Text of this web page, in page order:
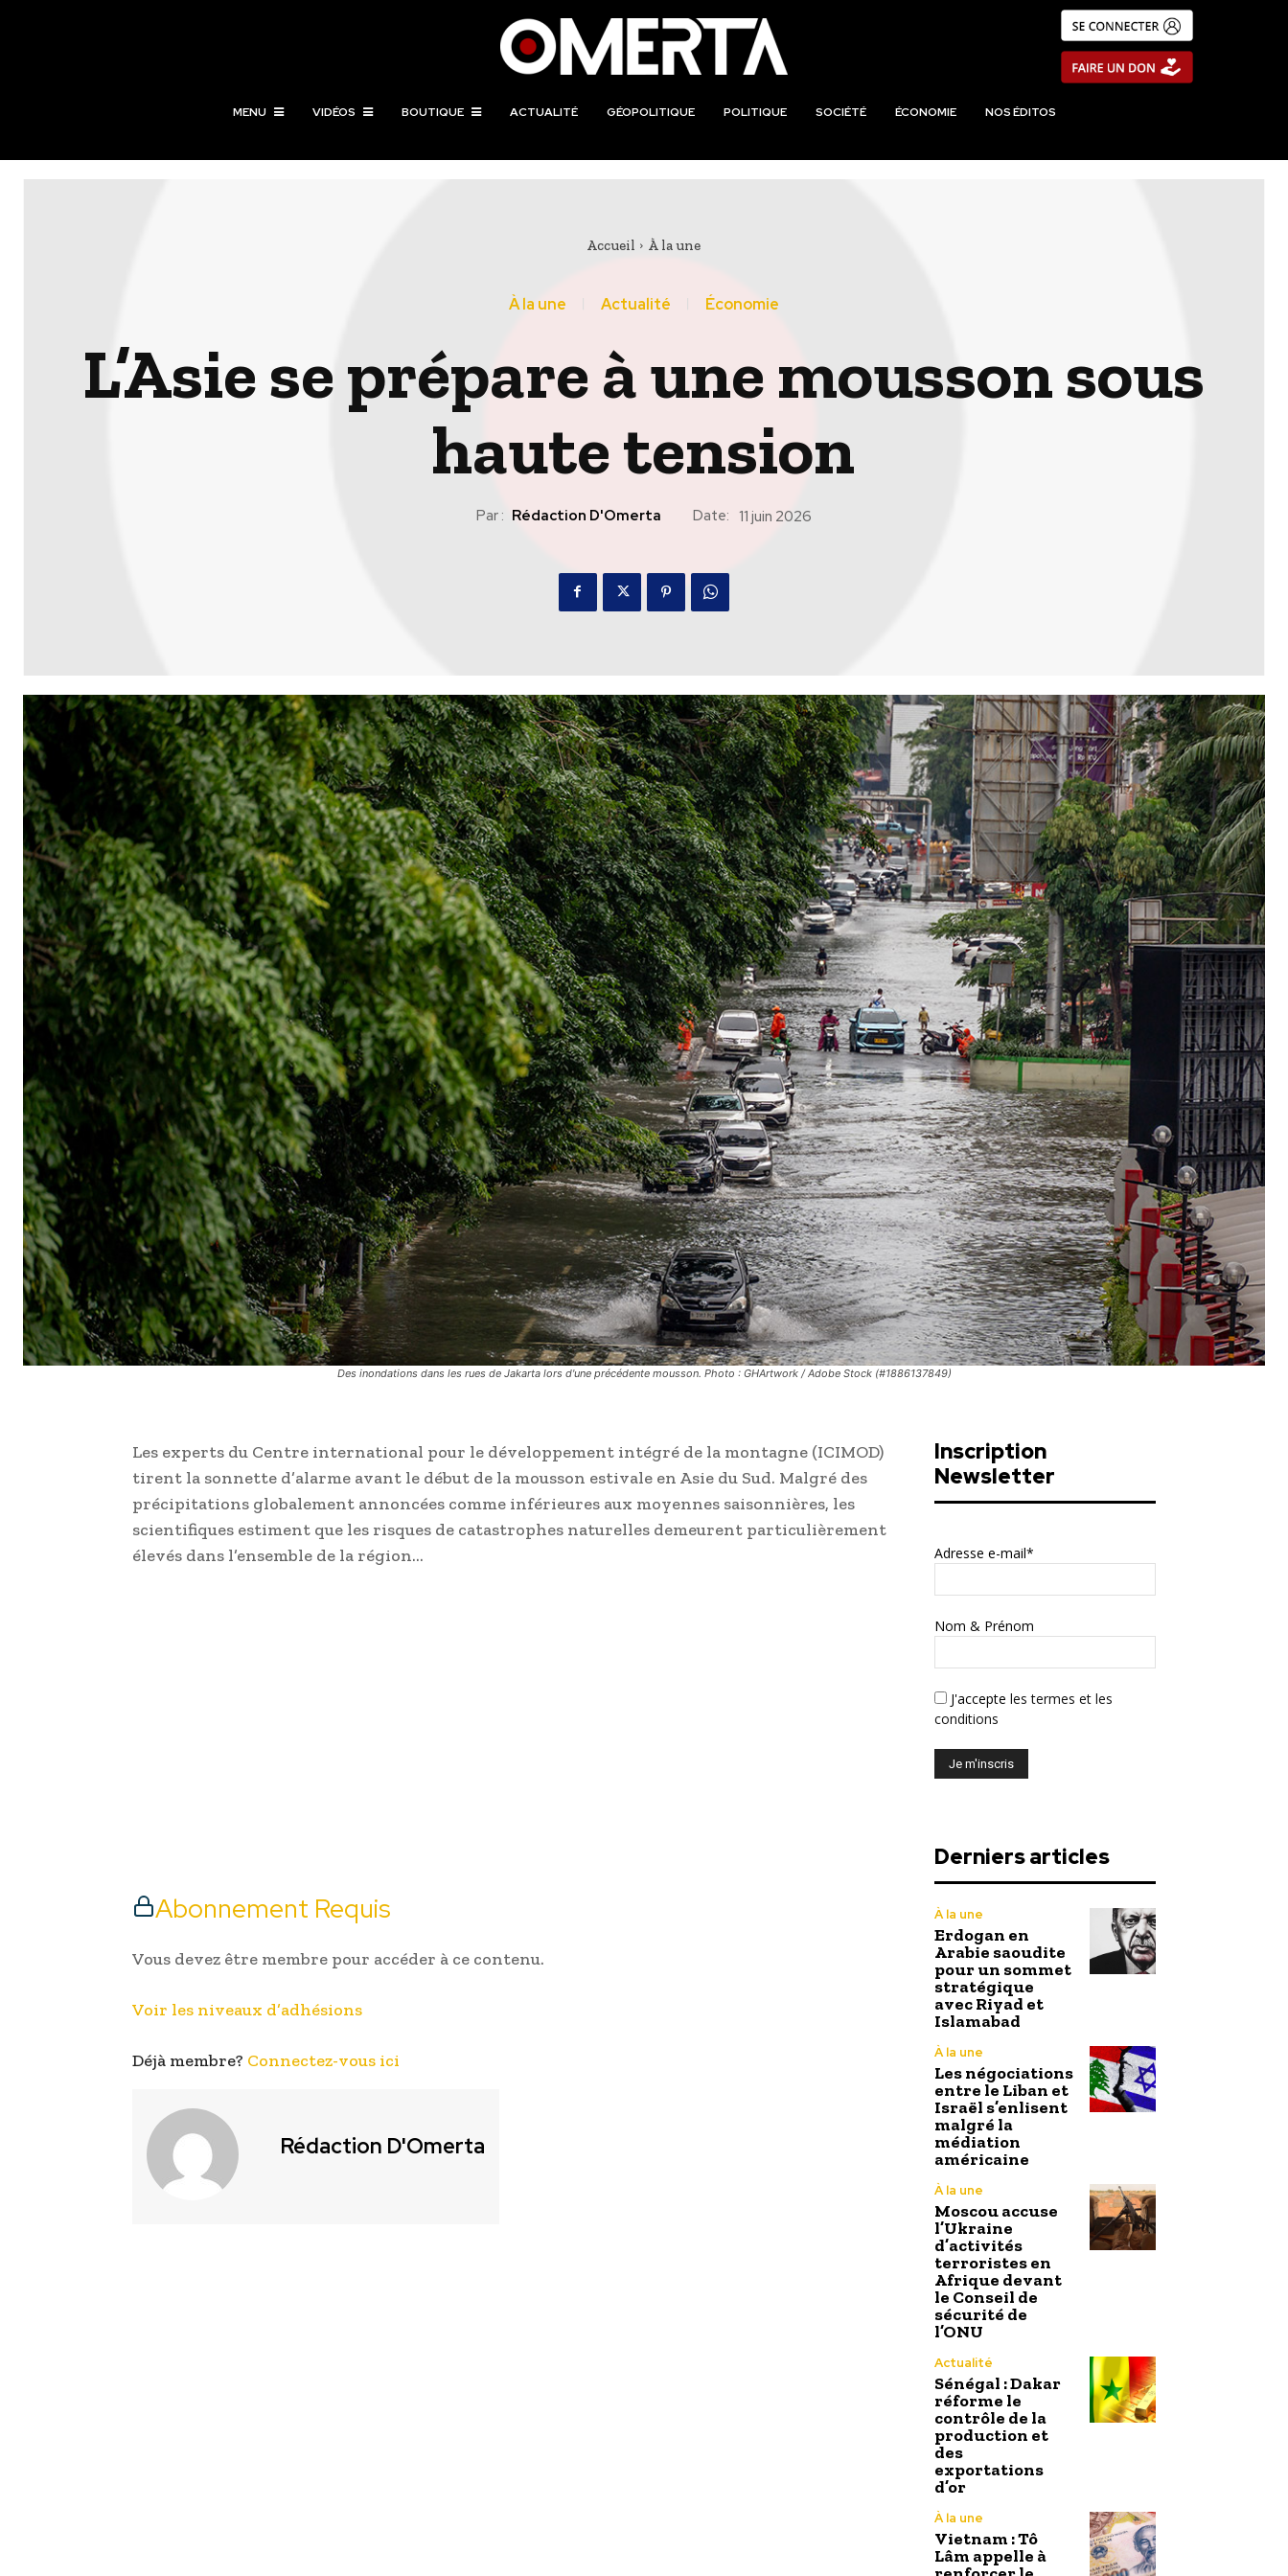
MENU VIDÉOS BOUTIQUE ACTUALITÉ GÉOPOLITIQUE POLITIQUE SOCIÉTÉ ÉCONOMIE NOS ÉDITOS
Accueil À la une
À la une Actualité Économie
L’Asie se prépare à une mousson sous
haute tension
Par : Rédaction D'Omerta Date: 11 juin 2026
Des inondations dans les rues de Jakarta lors d'une précédente mousson. Photo : GHArtwork / Adobe Stock (#1886137849)
Les experts du Centre international pour le développement intégré de la montagne (ICIMOD)
tirent la sonnette d’alarme avant le début de la mousson estivale en Asie du Sud. Malgré des
précipitations globalement annoncées comme inférieures aux moyennes saisonnières, les
scientifiques estiment que les risques de catastrophes naturelles demeurent particulièrement
élevés dans l’ensemble de la région…
Abonnement Requis
Vous devez être membre pour accéder à ce contenu.
Voir les niveaux d’adhésions
Déjà membre? Connectez-vous ici
Rédaction D'Omerta
Inscription
Newsletter
Adresse e-mail*
Nom & Prénom
J'accepte les termes et les
conditions
Derniers articles
À la une
Erdogan en
Arabie saoudite
pour un sommet
stratégique
avec Riyad et
Islamabad
À la une
Les négociations
entre le Liban et
Israël s’enlisent
malgré la
médiation
américaine
À la une
Moscou accuse
l’Ukraine
d’activités
terroristes en
Afrique devant
le Conseil de
sécurité de
l’ONU
Actualité
Sénégal : Dakar
réforme le
contrôle de la
production et
des
exportations
d’or
À la une
Vietnam : Tô
Lâm appelle à